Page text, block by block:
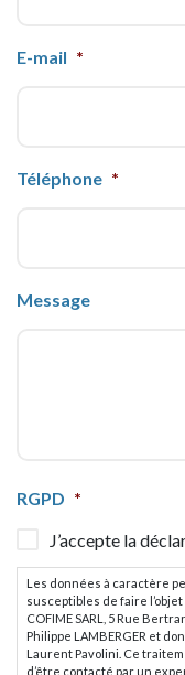
E-mail *
Téléphone *
Message
CAPTCHA
RGPD *
J’accepte la
Les données à caractère
susceptibles de faire
COFIME SARL, 5 Rue
Philippe LAMBERGER et
Laurent Pavolini. Ce
d’être contacté par un